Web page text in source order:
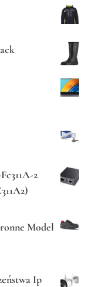
2
Model
Ip